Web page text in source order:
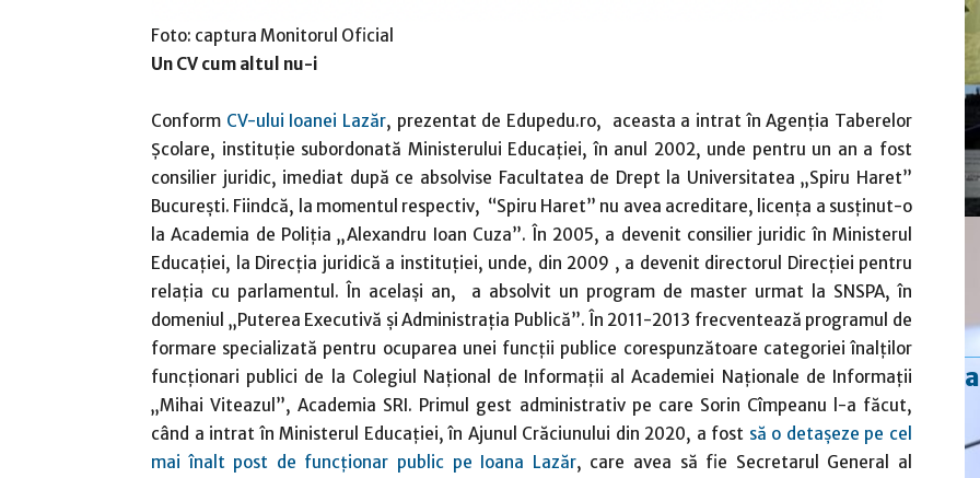
Foto: captura Monitorul Oficial
Un CV cum altul nu-i
Conform CV-ului Ioanei Lazăr, prezentat de Edupedu.ro, aceasta a intrat în Agenția Taberelor
Școlare, instituție subordonată Ministerului Educației, în anul 2002, unde pentru un an a fost
consilier juridic, imediat după ce absolvise Facultatea de Drept la Universitatea „Spiru Haret”
București. Fiindcă, la momentul respectiv, “Spiru Haret” nu avea acreditare, licența a susținut-o
la Academia de Poliția „Alexandru Ioan Cuza”. În 2005, a devenit consilier juridic în Ministerul
Educației, la Direcția juridică a instituției, unde, din 2009 , a devenit directorul Direcției pentru
relația cu parlamentul. În acelaşi an, a absolvit un program de master urmat la SNSPA, în
domeniul „Puterea Executivă și Administrația Publică”. În 2011-2013 frecventează programul de
formare specializată pentru ocuparea unei funcții publice corespunzătoare categoriei înalților
funcționari publici de la Colegiul Național de Informații al Academiei Naționale de Informații
„Mihai Viteazul”, Academia SRI. Primul gest administrativ pe care Sorin Cîmpeanu l-a făcut,
când a intrat în Ministerul Educației, în Ajunul Crăciunului din 2020, a fost să o detașeze pe cel
mai înalt post de funcționar public pe Ioana Lazăr, care avea să fie Secretarul General al